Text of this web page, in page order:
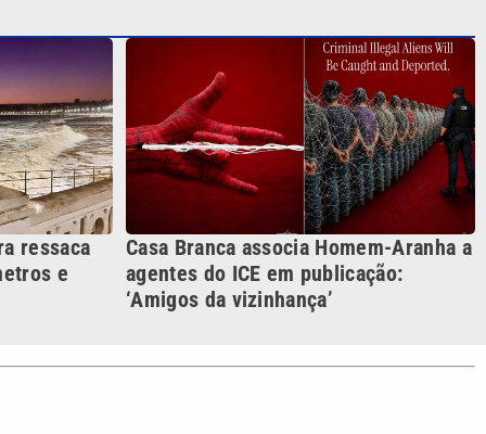
ressaca
e
Casa Branca associa Homem-Aranha a
agentes do ICE em publicação:
‘Amigos da vizinhança’